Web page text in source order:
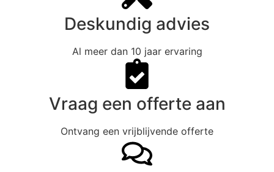
Deskundig advies
Al meer dan 10 jaar ervaring
Vraag een offerte aan
Ontvang een vrijblijvende offerte